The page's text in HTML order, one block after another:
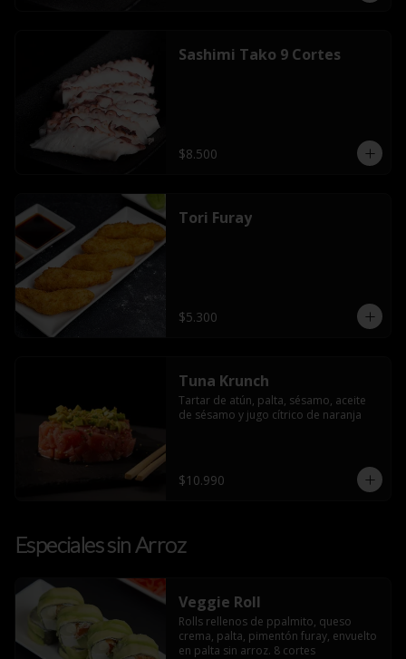
Sashimi Tako 9 Cortes
$8.500
Tori Furay
$5.300
Tuna Krunch
Tartar de atún, palta, sésamo, aceite
de sésamo y jugo cítrico de naranja
$10.990
Especiales sin Arroz
Veggie Roll
Rolls rellenos de ppalmito, queso
crema, palta, pimentón furay, envuelto
en palta sin arroz. 8 cortes